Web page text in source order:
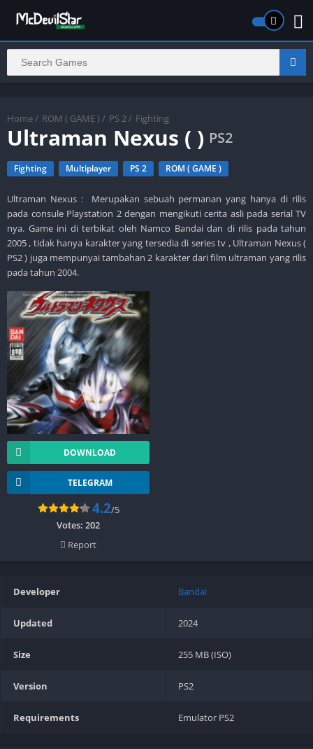
Home / ROM ( GAME ) / PS 2 / Fighting
Ultraman Nexus ( ) PS2
Fighting Multiplayer PS 2 ROM ( GAME )
Ultraman Nexus : Merupakan sebuah permanan yang hanya di rilis
pada consule Playstation 2 dengan mengikuti cerita asli pada serial TV
nya. Game ini di terbikat oleh Namco Bandai dan di rilis pada tahun
2005 , tidak hanya karakter yang tersedia di series tv , Ultraman Nexus (
PS2 ) juga mempunyai tambahan 2 karakter dari film ultraman yang rilis
pada tahun 2004.
DOWNLOAD
TELEGRAM
4.2/5
Votes: 202
Report
Developer Bandai
Updated 2024
Size 255 MB (ISO)
Version PS2
Requirements Emulator PS2